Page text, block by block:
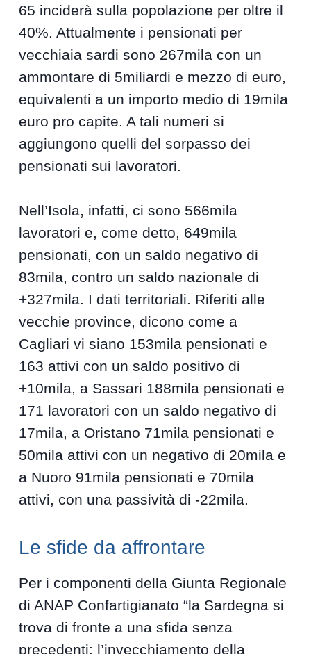
65 inciderà sulla popolazione per oltre il
40%. Attualmente i pensionati per
vecchiaia sardi sono 267mila con un
ammontare di 5miliardi e mezzo di euro,
equivalenti a un importo medio di 19mila
euro pro capite. A tali numeri si
aggiungono quelli del sorpasso dei
pensionati sui lavoratori.
Nell’Isola, infatti, ci sono 566mila
lavoratori e, come detto, 649mila
pensionati, con un saldo negativo di
83mila, contro un saldo nazionale di
+327mila. I dati territoriali. Riferiti alle
vecchie province, dicono come a
Cagliari vi siano 153mila pensionati e
163 attivi con un saldo positivo di
+10mila, a Sassari 188mila pensionati e
171 lavoratori con un saldo negativo di
17mila, a Oristano 71mila pensionati e
50mila attivi con un negativo di 20mila e
a Nuoro 91mila pensionati e 70mila
attivi, con una passività di -22mila.
Le sfide da affrontare
Per i componenti della Giunta Regionale
di ANAP Confartigianato “la Sardegna si
trova di fronte a una sfida senza
precedenti: l’invecchiamento della